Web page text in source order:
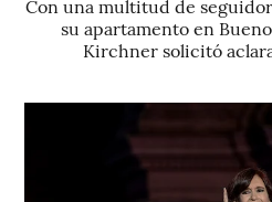
Con una multitud de
su apartamento en
Kirchner solicitó